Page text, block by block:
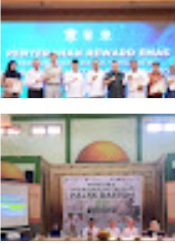
Pemprov Kalbar Tegaskan Komitmen
Percepat Digitalisasi Pelayanan Publik